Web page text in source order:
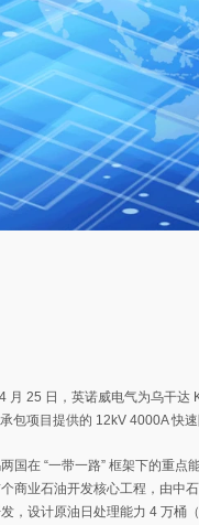
月 25 日，英诺威电气为乌干达
包项目提供的 12kV 4000A 快
国在 “一带一路” 框架下的重点
商业石油开发核心工程，由中
，设计原油日处理能力 4 万桶